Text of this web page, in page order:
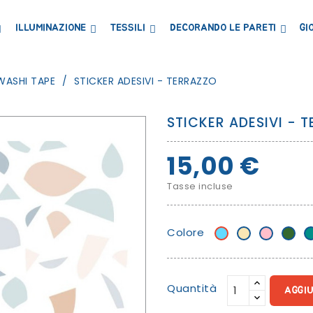
ILLUMINAZIONE TESSILI DECORANDO LE PARETI
TAPE STICKER ADESIVI - TERRAZZO
STICKER ADESIVI -
15,00 €
Tasse incluse
Colore AzzurroBeige/banana
RosaVerde
Quantità